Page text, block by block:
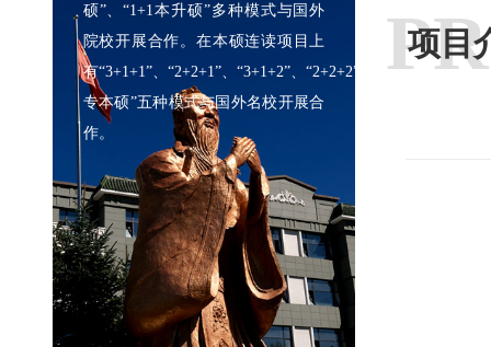
硕”、“1+1本升硕”多种模式与国外
院校开展合作。在本硕连读项目上
有“3+1+1”、“2+2+1”、“3+1+2”、“2+2+2”、“1+2
专本硕”五种模式与国外名校开展合
作。
项目